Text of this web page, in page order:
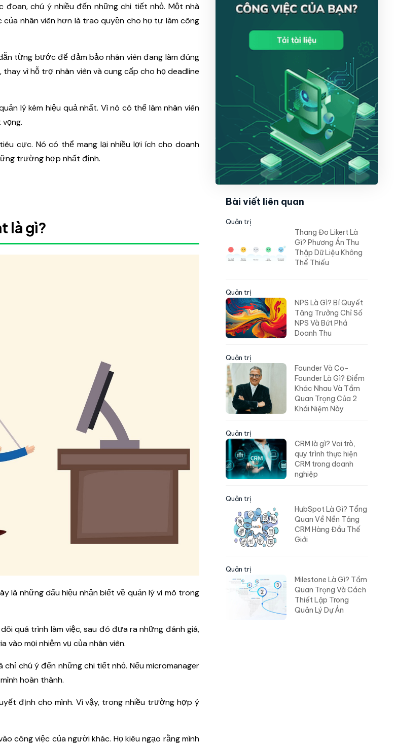
đoan, chú ý nhiều đến những chi tiết nhỏ. Một nhà
nhân viên hơn là trao quyền cho họ tự làm công
từng bước để đảm bảo nhân viên đang làm đúng
vì hỗ trợ nhân viên và cung cấp cho họ deadline
lý kém hiệu quả nhất. Vì nó có thể làm nhân viên
cực. Nó có thể mang lại nhiều lợi ích cho doanh
trường hợp nhất định.
là gì?
là những dấu hiệu nhận biết về quản lý vi mô trong
quá trình làm việc, sau đó đưa ra những đánh giá,
vào mọi nhiệm vụ của nhân viên.
chú ý đến những chi tiết nhỏ. Nếu micromanager
hoàn thành.
định cho mình. Vì vậy, trong nhiều trường hợp ý
công việc của người khác. Họ kiêu ngạo rằng mình
Bài viết liên quan
Quản trị
Thang Đo Likert Là
Gì? Phương Án Thu
Thập Dữ Liệu Không
Thể Thiếu
Quản trị
NPS Là Gì? Bí Quyết
Tăng Trưởng Chỉ Số
NPS Và Bứt Phá
Doanh Thu
Quản trị
Founder Và Co-
Founder Là Gì? Điểm
Khác Nhau Và Tầm
Quan Trọng Của 2
Khái Niệm Này
Quản trị
CRM là gì? Vai trò,
quy trình thực hiện
CRM trong doanh
nghiệp
Quản trị
HubSpot Là Gì? Tổng
Quan Về Nền Tảng
CRM Hàng Đầu Thế
Giới
Quản trị
Milestone Là Gì? Tầm
Quan Trọng Và Cách
Thiết Lập Trong
Quản Lý Dự Án